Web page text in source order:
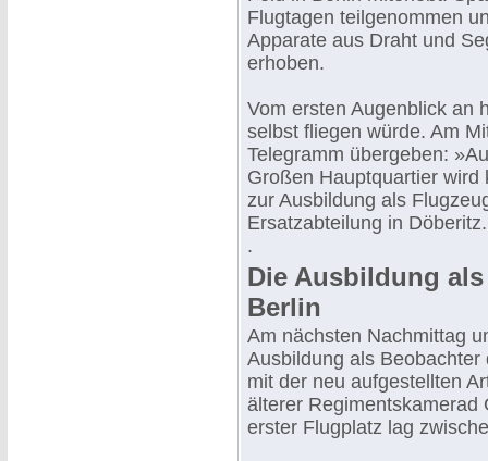
Flugtagen teilgenommen
Apparate aus Draht und
erhoben.
Vom ersten Augenblick an
selbst fliegen würde. Am
Telegramm übergeben:
Großen Hauptquartier
zur Ausbildung als
Ersatzabteilung in
.
Die Ausbildung
Berlin
Am nächsten Nachmittag
Ausbildung als
mit der neu aufgestellten
älterer Regimentskamerad
erster Flugplatz lag